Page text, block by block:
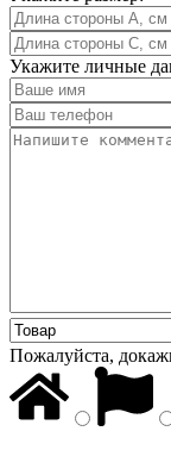
Укажите личные
Пожалуйста,